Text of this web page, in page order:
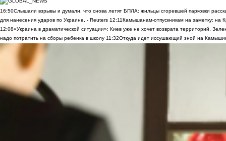
16:50Слышали взрывы и думали, что снова летят БПЛА: жильцы сгоревшей парковки
для нанесения ударов по Украине, - Reuters 12:11Камышанам-отпускникам на заметку: на
12:08«Украина в драматической ситуации»: Киев уже не хочет возврата территорий,
надо потратить на сборы ребенка в школу 11:32Откуда идет иссушающий зной на